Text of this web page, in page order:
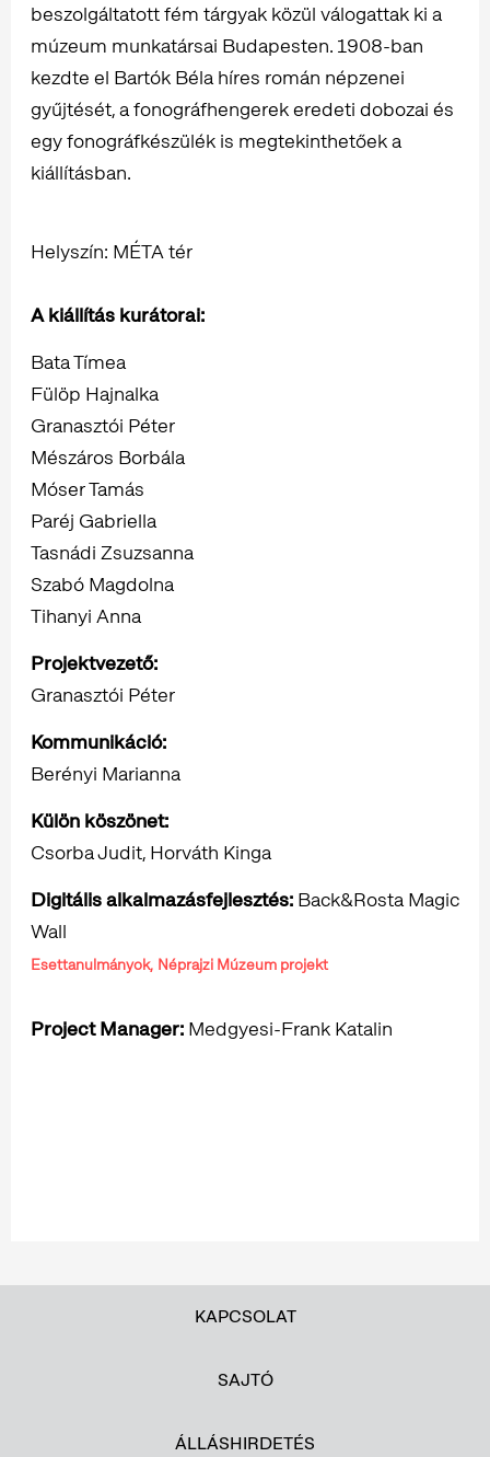
beszolgáltatott fém tárgyak közül válogattak ki a
múzeum munkatársai Budapesten. 1908-ban
kezdte el Bartók Béla híres román népzenei
gyűjtését, a fonográfhengerek eredeti dobozai és
egy fonográfkészülék is megtekinthetőek a
kiállításban.
Helyszín: MÉTA tér
A kiállítás kurátorai:
Bata Tímea
Fülöp Hajnalka
Granasztói Péter
Mészáros Borbála
Móser Tamás
Paréj Gabriella
Tasnádi Zsuzsanna
Szabó Magdolna
Tihanyi Anna
Projektvezető:
Granasztói Péter
Kommunikáció:
Berényi Marianna
Külön köszönet:
Csorba Judit, Horváth Kinga
Digitális alkalmazásfejlesztés: Back&Rosta Magic
Wall
Esettanulmányok, Néprajzi Múzeum projekt
Project Manager: Medgyesi-Frank Katalin
KAPCSOLAT
SAJTÓ
ÁLLÁSHIRDETÉS